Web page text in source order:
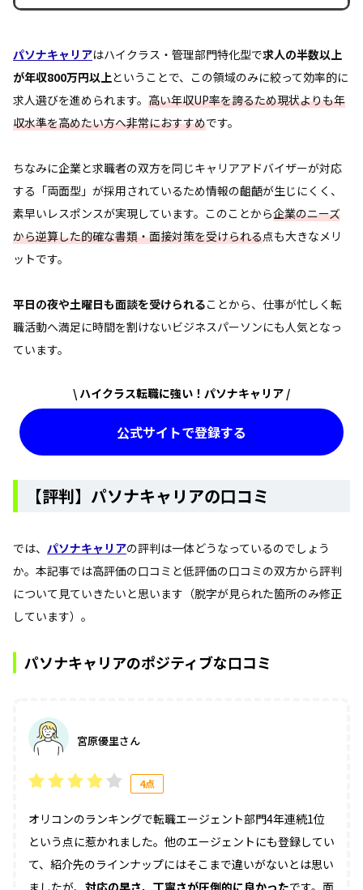
パソナキャリアはハイクラス・管理部門特化型で求人の半数以上
が年収800万円以上ということで、この領域のみに絞って効率的に
求人選びを進められます。 高い年収UP率を誇るため現状よりも年
収水準を高めたい方へ非常におすすめです。
ちなみに企業と求職者の双方を同じキャリアアドバイザーが対応
する「両面型」が採用されているため情報の齟齬が生じにくく、
素早いレスポンスが実現しています。このことから企業のニーズ
から逆算した的確な書類・面接対策を受けられる点も大きなメリ
ットです。
平日の夜や土曜日も面談を受けられることから、仕事が忙しく転
職活動へ満足に時間を割けないビジネスパーソンにも人気となっ
ています。
\ ハイクラス転職に強い！パソナキャリア /
公式サイトで登録する
【評判】パソナキャリアの口コミ
では、 パソナキャリアの評判は一体どうなっているのでしょう
か。本記事では高評価の口コミと低評価の口コミの双方から評判
について見ていきたいと思います（脱字が見られた箇所のみ修正
しています）。
パソナキャリアのポジティブな口コミ
宮原優里さん
4点
オリコンのランキングで転職エージェント部門4年連続1位
という点に惹かれました。他のエージェントにも登録してい
て、紹介先のラインナップにはそこまで違いがないとは思い
ましたが、 対応の早さ、丁寧さが圧倒的に良かったです。面